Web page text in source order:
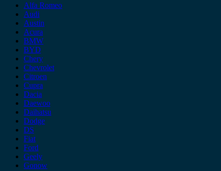
Alfa Romeo
Audi
Austin
Acura
BMW
BYD
Chery
Chevrolet
Citroen
Cupra
Dacia
Daewoo
Daihatsu
Dodge
DS
Fiat
Ford
Geely
Gonow